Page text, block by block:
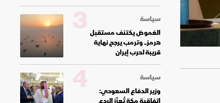
سياسة
الغموض يكتنف مستقبل
هرمز.. وترمب يرجح نهاية
قريبة لحرب إيران
3
سياسة
وزير الدفاع السعودي:
4